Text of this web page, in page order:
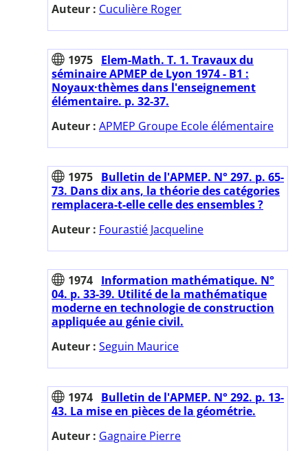
Auteur : Cuculière Roger
1975 Elem-Math. T. 1. Travaux du
séminaire APMEP de Lyon 1974 - B1 :
Noyaux·thèmes dans l'enseignement
élémentaire. p. 32-37.
Auteur : APMEP Groupe Ecole élémentaire
1975 Bulletin de l'APMEP. N° 297. p. 65-
73. Dans dix ans, la théorie des catégories
remplacera-t-elle celle des ensembles ?
Auteur : Fourastié Jacqueline
1974 Information mathématique. N°
04. p. 33-39. Utilité de la mathématique
moderne en technologie de construction
appliquée au génie civil.
Auteur : Seguin Maurice
1974 Bulletin de l'APMEP. N° 292. p. 13-
43. La mise en pièces de la géométrie.
Auteur : Gagnaire Pierre